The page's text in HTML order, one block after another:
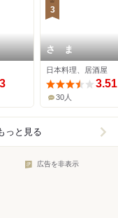
3
さゝま
日本料理、居酒屋
3.51
30人
っと見る
広告を非表示